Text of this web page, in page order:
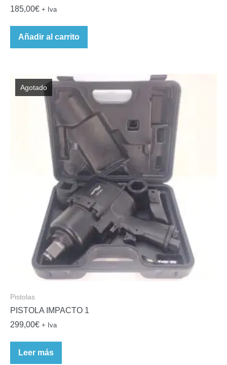
185,00€ + Iva
Añadir al carrito
Agotado
Pistolas
PISTOLA IMPACTO 1
299,00€ + Iva
Leer más